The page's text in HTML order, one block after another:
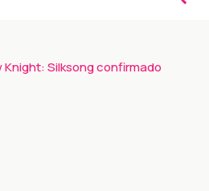
Knight: Silksong confirmado